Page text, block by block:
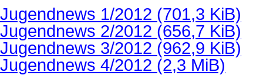
Jugendnews 1/2012 (701,3 KiB)
Jugendnews 2/2012 (656,7 KiB)
Jugendnews 3/2012 (962,9 KiB)
Jugendnews 4/2012 (2,3 MiB)